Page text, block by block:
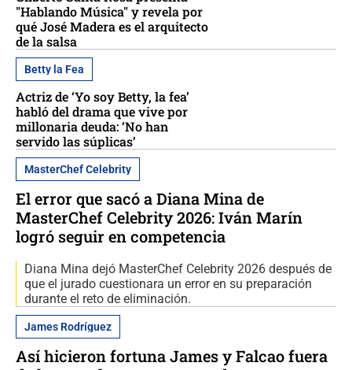
"Hablando Música" y revela por
qué José Madera es el arquitecto
de la salsa
Betty la Fea
Actriz de ‘Yo soy Betty, la fea’
habló del drama que vive por
millonaria deuda: ‘No han
servido las súplicas’
MasterChef Celebrity
El error que sacó a Diana Mina de
MasterChef Celebrity 2026: Iván Marín
logró seguir en competencia
Diana Mina dejó MasterChef Celebrity 2026 después de
que el jurado cuestionara un error en su preparación
durante el reto de eliminación.
James Rodríguez
Así hicieron fortuna James y Falcao fuera